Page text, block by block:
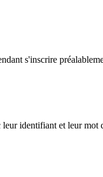
s'inscrire
identifiant et leur mot